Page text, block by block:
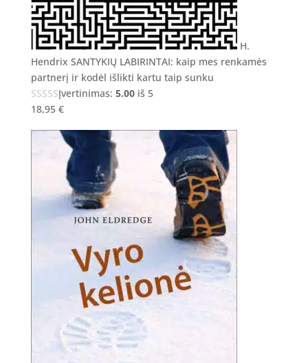
H.
Hendrix SANTYKIŲ LABIRINTAI: kaip mes renkamės
partnerį ir kodėl išlikti kartu taip sunku
Įvertinimas: 5.00iš 5
18,95 €